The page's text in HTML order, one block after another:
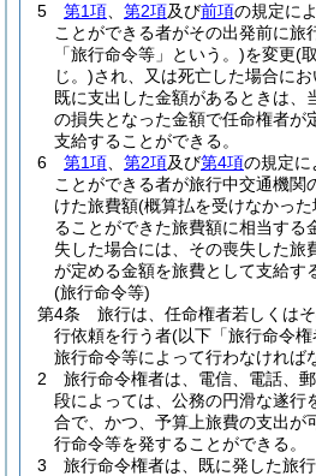
5
第1項 第2項及び前項の規定に
ことができる者がその出発前に旅
「旅行命令等」という。)を変更(
じ。)され、又は死亡した場合にお
既に支出した金額があるときは、
の損失となった金額で任命権者が
支給することができる。
6
第1項 第2項及び第4項の規定に
ことができる者が旅行中交通機関
けた旅費額(概算払を受けなかっ
ることができた旅費額に相当する
失した場合には、その喪失した旅
が定める金額を旅費として支給す
(旅行命令等)
第4条
旅行は、任命権者若しくは
行依頼を行う者(以下「旅行命令
旅行命令等によって行わなければ
2
旅行命令権者は、電信、電話、
段によっては、公務の円滑な遂行
合で、かつ、予算上旅費の支出が
行命令等を発することができる。
3
旅行命令権者は、既に発した旅